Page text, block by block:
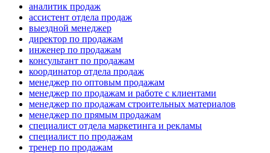
аналитик продаж
ассистент отдела продаж
выездной менеджер
директор по продажам
инженер по продажам
консультант по продажам
координатор отдела продаж
менеджер по оптовым продажам
менеджер по продажам и работе с клиентами
менеджер по продажам строительных материалов
менеджер по прямым продажам
специалист отдела маркетинга и рекламы
специалист по продажам
тренер по продажам